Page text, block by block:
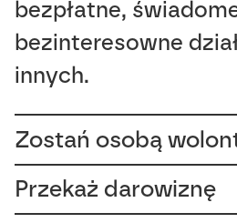
bezpłatne,
bezinteresowne
innych.
Zostań osobą
Przekaż darowiznę